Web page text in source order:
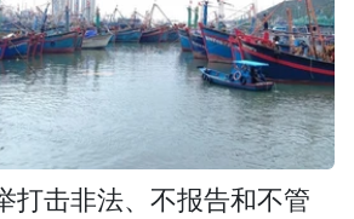
打击非法、不报告和不管